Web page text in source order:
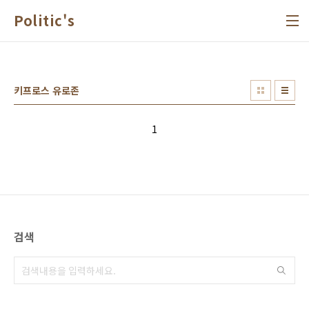
Politic's
키프로스 유로존
1
검색